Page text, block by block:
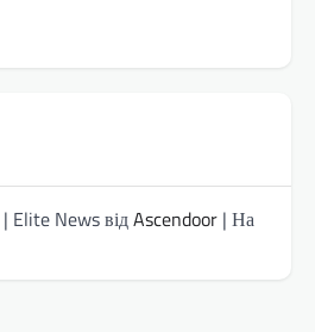
| Elite News відAscendoor | На